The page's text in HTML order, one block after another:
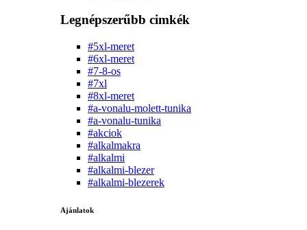
Legnépszerűbb cimkék
#5xl-meret
#6xl-meret
#7-8-os
#7xl
#8xl-meret
#a-vonalu-molett-tunika
#a-vonalu-tunika
#akciok
#alkalmakra
#alkalmi
#alkalmi-blezer
#alkalmi-blezerek
Ajánlatok